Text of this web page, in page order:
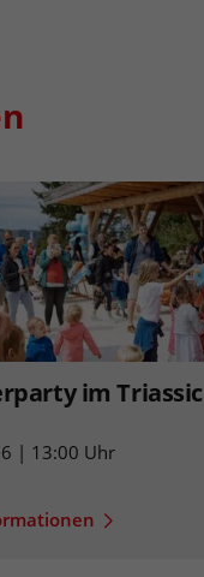
im Triassic
| 13:00 Uhr